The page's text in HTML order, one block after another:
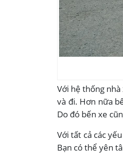
Với hệ thống
và đi. Hơn nữa
Do đó bến xe
Với tất cả các
Bạn có thể yên